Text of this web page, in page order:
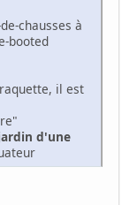
chausses à
booted
il est
d'une